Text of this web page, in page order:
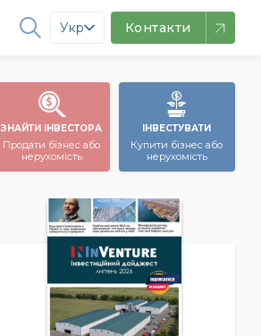
Укр Контакти
ЗНАЙТИ ІНВЕСТОРА
Продати бізнес або
нерухомість
ІНВЕСТУВАТИ
Купити бізнес або
нерухомість